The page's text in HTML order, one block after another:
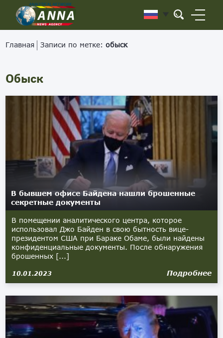
Главная Записи по метке:обыск
Обыск
В бывшем офисе Байдена нашли брошенные
секретные документы
В помещении аналитического центра, которое
использовал Джо Байден в свою бытность вице-
президентом США при Бараке Обаме, были найдены
конфиденциальные документы. После обнаружения
брошенных [...]
10.01.2023 Подробнее